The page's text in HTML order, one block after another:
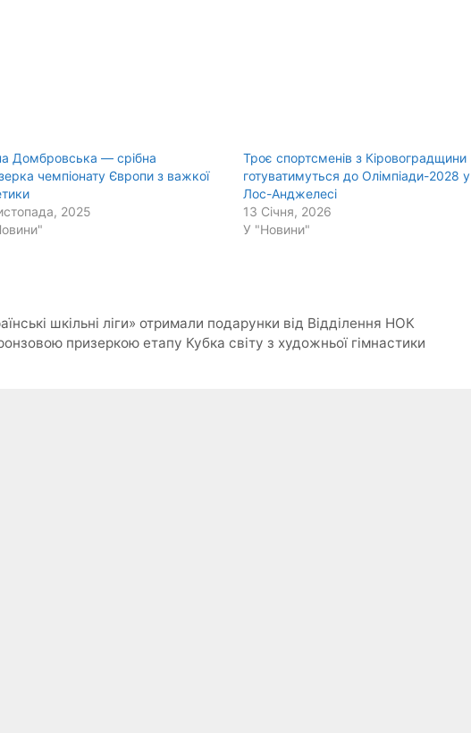
Домбровська — срібна
чемпіонату Європи з важкої
2025
Троє спортсменів з Кіровоградщини
готуватимуться до Олімпіади-2028 у
Лос-Анджелесі
13 Січня, 2026
У "Новини"
шкільні ліги» отримали подарунки від Відділення НОК
призеркою етапу Кубка світу з художньої гімнастики